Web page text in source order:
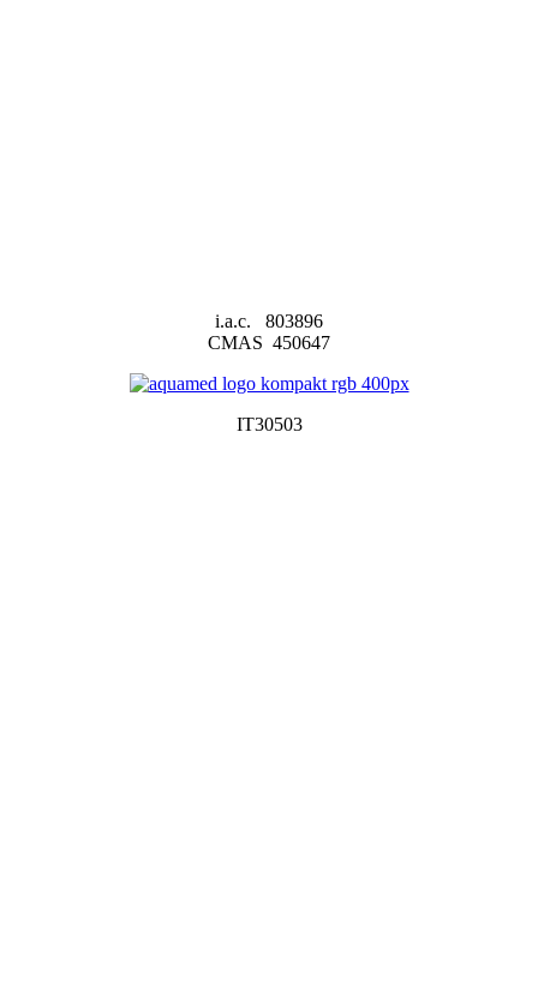
i.a.c. 803896
CMAS 450647
IT30503